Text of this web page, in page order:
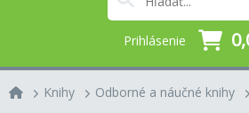
Prihlásenie
Knihy Odborné a náučné knihy